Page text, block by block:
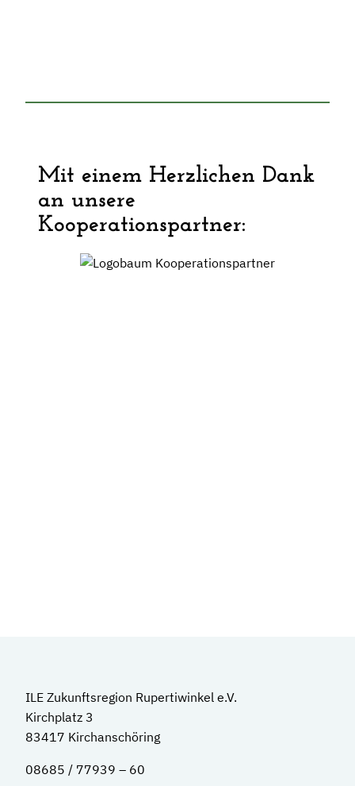
Mit einem Herzlichen Dank
an unsere
Kooperationspartner:
ILE Zukunftsregion Rupertiwinkel e.V.
Kirchplatz 3
83417 Kirchanschöring
08685 / 77939 – 60